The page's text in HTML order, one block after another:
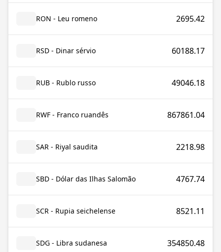
RON - Leu romeno 2695.42
RSD - Dinar sérvio 60188.17
RUB - Rublo russo 49046.18
RWF - Franco ruandês 867861.04
SAR - Riyal saudita 2218.98
SBD - Dólar das Ilhas Salomão 4767.74
SCR - Rupia seichelense 8521.11
SDG - Libra sudanesa 354850.48